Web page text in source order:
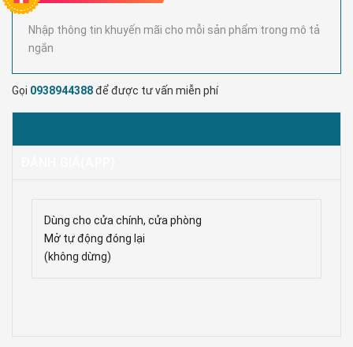
Nhập thông tin khuyến mãi cho mỗi sản phẩm trong mô tả
ngắn
Gọi 0938944388để được tư vấn miễn phí
Dùng cho cửa chính, cửa phòng
Mở tự động đóng lại
(không dừng)